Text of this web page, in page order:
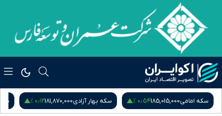
سکه امامی185,015,000۰٫۵۴ % سکه بهار آزادی181,870,000۰٫۱۲ %